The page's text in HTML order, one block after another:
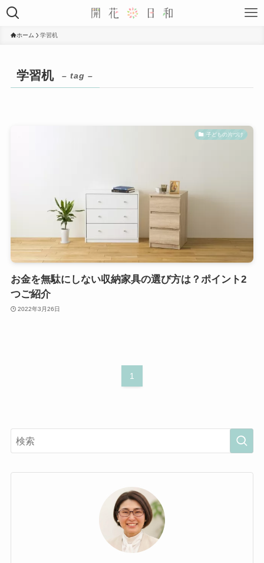
ホーム 学習机
学習机 – tag –
子どもの片づけ
お金を無駄にしない収納家具の選び方は？ポイント2
つご紹介
2022年3月26日
1